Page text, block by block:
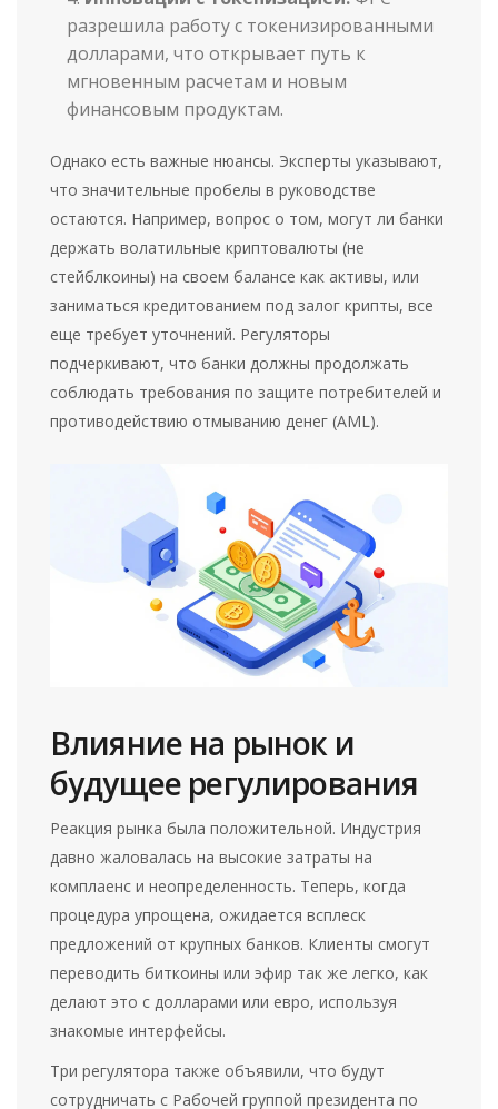
разрешила работу с токенизированными
долларами, что открывает путь к
мгновенным расчетам и новым
финансовым продуктам.
Однако есть важные нюансы. Эксперты указывают,
что значительные пробелы в руководстве
остаются. Например, вопрос о том, могут ли банки
держать волатильные криптовалюты (не
стейблкоины) на своем балансе как активы, или
заниматься кредитованием под залог крипты, все
еще требует уточнений. Регуляторы
подчеркивают, что банки должны продолжать
соблюдать требования по защите потребителей и
противодействию отмыванию денег (AML).
Влияние на рынок и
будущее регулирования
Реакция рынка была положительной. Индустрия
давно жаловалась на высокие затраты на
комплаенс и неопределенность. Теперь, когда
процедура упрощена, ожидается всплеск
предложений от крупных банков. Клиенты смогут
переводить биткоины или эфир так же легко, как
делают это с долларами или евро, используя
знакомые интерфейсы.
Три регулятора также объявили, что будут
сотрудничать с Рабочей группой президента по